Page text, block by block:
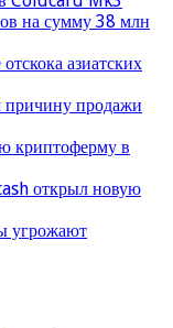
на сумму 38 млн
азиатских
причину продажи
криптоферму в
открыл новую
угрожают